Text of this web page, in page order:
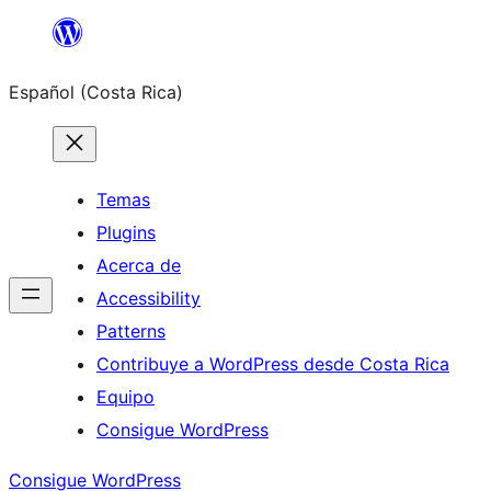
Saltar
contenido
Español (Costa Rica)
Temas
Plugins
Acerca de
Accessibility
Patterns
Contribuye a WordPress desde Costa Rica
Equipo
Consigue WordPress
Consigue WordPress